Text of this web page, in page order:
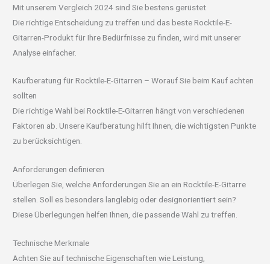
Mit unserem Vergleich 2024 sind Sie bestens gerüstet
Die richtige Entscheidung zu treffen und das beste Rocktile-E-
Gitarren-Produkt für Ihre Bedürfnisse zu finden, wird mit unserer
Analyse einfacher.
Kaufberatung für Rocktile-E-Gitarren – Worauf Sie beim Kauf achten
sollten
Die richtige Wahl bei Rocktile-E-Gitarren hängt von verschiedenen
Faktoren ab. Unsere Kaufberatung hilft Ihnen, die wichtigsten Punkte
zu berücksichtigen.
Anforderungen definieren
Überlegen Sie, welche Anforderungen Sie an ein Rocktile-E-Gitarre
stellen. Soll es besonders langlebig oder designorientiert sein?
Diese Überlegungen helfen Ihnen, die passende Wahl zu treffen.
Technische Merkmale
Achten Sie auf technische Eigenschaften wie Leistung,